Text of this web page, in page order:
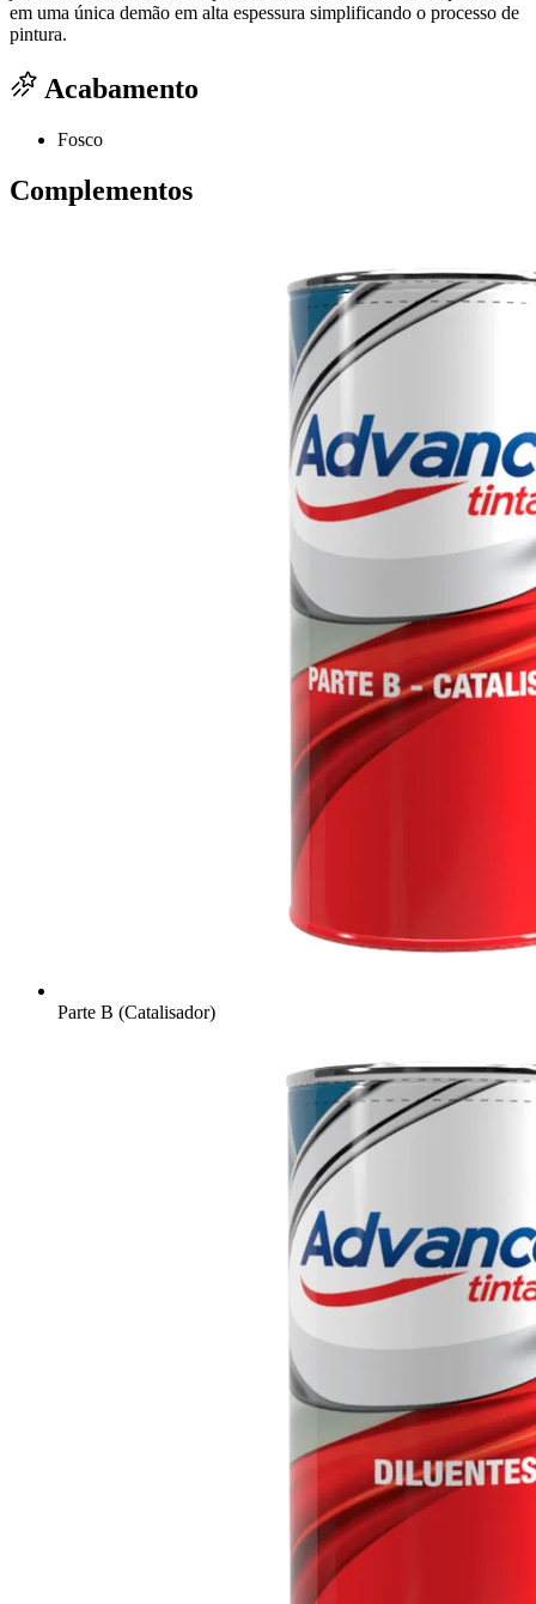
em uma única demão em alta espessura simplificando o processo de
pintura.
Acabamento
Fosco
Complementos
Parte B (Catalisador)